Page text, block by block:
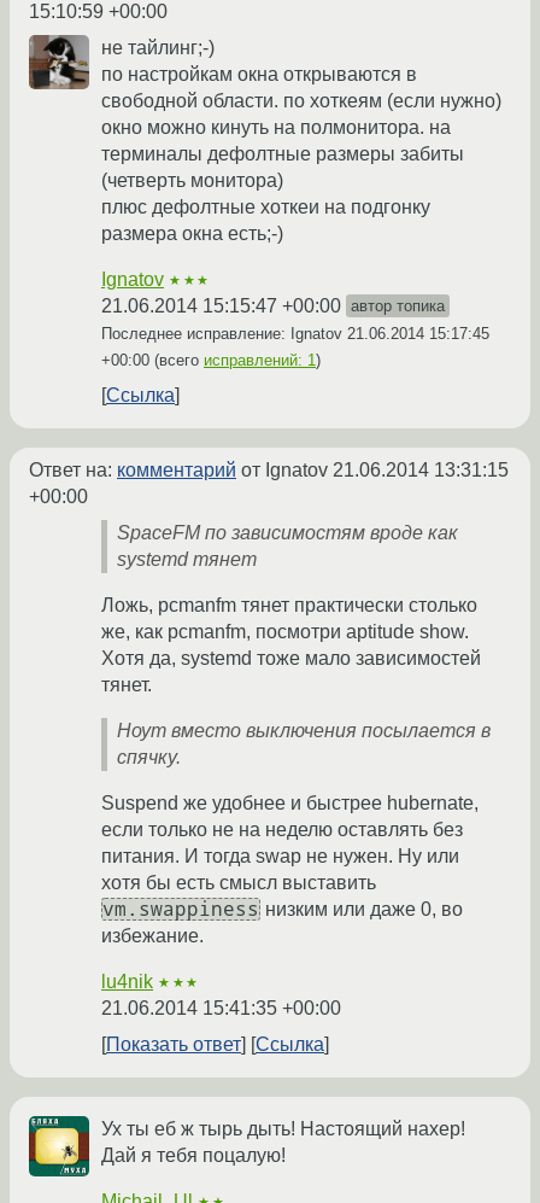
15:10:59 +00:00
не тайлинг;-)
по настройкам окна открываются в
свободной области. по хоткеям (если нужно)
окно можно кинуть на полмонитора. на
терминалы дефолтные размеры забиты
(четверть монитора)
плюс дефолтные хоткеи на подгонку
размера окна есть;-)
Ignatov ★★★
21.06.2014 15:15:47 +00:00 автор топика
Последнее исправление: Ignatov 21.06.2014 15:17:45
+00:00 (всего исправлений: 1)
Ссылка
Ответ на: комментарий от Ignatov 21.06.2014 13:31:15
+00:00
SpaceFM по зависимостям вроде как
systemd тянет
Ложь, pcmanfm тянет практически столько
же, как pcmanfm, посмотри aptitude show.
Хотя да, systemd тоже мало зависимостей
тянет.
Ноут вместо выключения посылается в
спячку.
Suspend же удобнее и быстрее hubernate,
если только не на неделю оставлять без
питания. И тогда swap не нужен. Ну или
хотя бы есть смысл выставить
vm.swappiness низким или даже 0, во
избежание.
lu4nik ★★★
21.06.2014 15:41:35 +00:00
Показать ответ
Ссылка
Ух ты еб ж тырь дыть! Настоящий нахер!
Дай я тебя поцалую!